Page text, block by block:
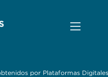
por Plataformas Digitales